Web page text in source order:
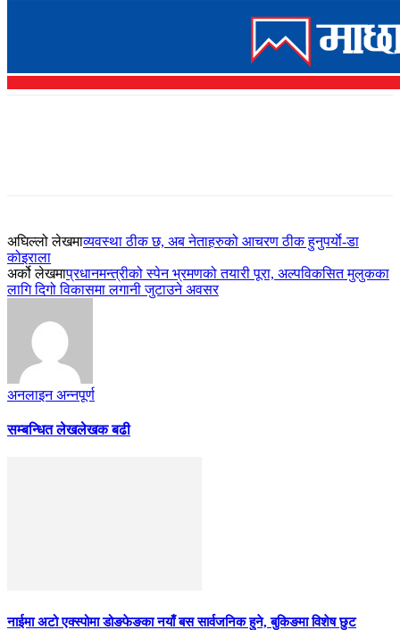
अघिल्लो लेखमाव्यवस्था ठीक छ, अब नेताहरुको आचरण ठीक हुनुपर्याे-डा
कोइराला
अर्को लेखमाप्रधानमन्त्रीको स्पेन भ्रमणको तयारी पूरा, अल्पविकसित मुलुकका
लागि दिगो विकासमा लगानी जुटाउने अवसर
अनलाइन अन्नपूर्ण
सम्बन्धित लेखलेखक बढी
नाईमा अटो एक्स्पोमा डोङफेङका नयाँ बस सार्वजनिक हुने, बुकिङमा विशेष छुट